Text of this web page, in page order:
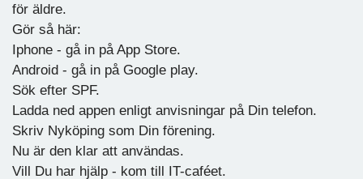
för äldre.
Gör så här:
Iphone - gå in på App Store.
Android - gå in på Google play.
Sök efter SPF.
Ladda ned appen enligt anvisningar på Din telefon.
Skriv Nyköping som Din förening.
Nu är den klar att användas.
Vill Du har hjälp - kom till IT-caféet.